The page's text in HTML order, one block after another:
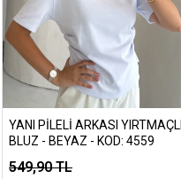
YANI PILELI ARKASI YIRTMAÇLI
BLUZ - BEYAZ - KOD: 4559
549,90 TL